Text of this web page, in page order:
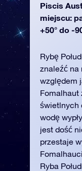
Piscis
miejscu:
+50° do -
Rybę
znaleźć na
względem
Fomalhaut
świetlnych
wodę
jest dość
przestaje
Ryba